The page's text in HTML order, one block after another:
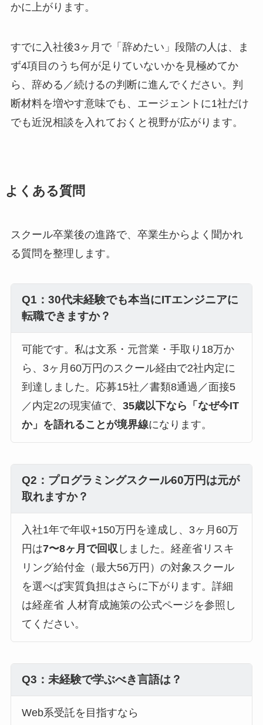
かに上がります。
すでに入社後3ヶ月で「辞めたい」段階の人は、ま
ず4項目のうち何が足りていないかを見極めてか
ら、辞める／続けるの判断に進んでください。判
断材料を増やす意味でも、エージェントに1社だけ
でも近況相談を入れておくと視野が広がります。
よくある質問
スクール卒業後の進路で、卒業生からよく聞かれ
る質問を整理します。
Q1：30代未経験でも本当にITエンジニアに
転職できますか？
可能です。私は文系・元営業・手取り18万か
ら、3ヶ月60万円のスクール経由で2社内定に
到達しました。応募15社／書類8通過／面接5
／内定2の現実値で、 35歳以下なら「なぜ今IT
か」を語れることが境界線になります。
Q2：プログラミングスクール60万円は元が
取れますか？
入社1年で年収+150万円を達成し、3ヶ月60万
円は7〜8ヶ月で回収しました。経産省リスキ
リング給付金（最大56万円）の対象スクール
を選べば実質負担はさらに下がります。詳細
は経産省 人材育成施策の公式ページを参照し
てください。
Q3：未経験で学ぶべき言語は？
Web系受託を目指すなら